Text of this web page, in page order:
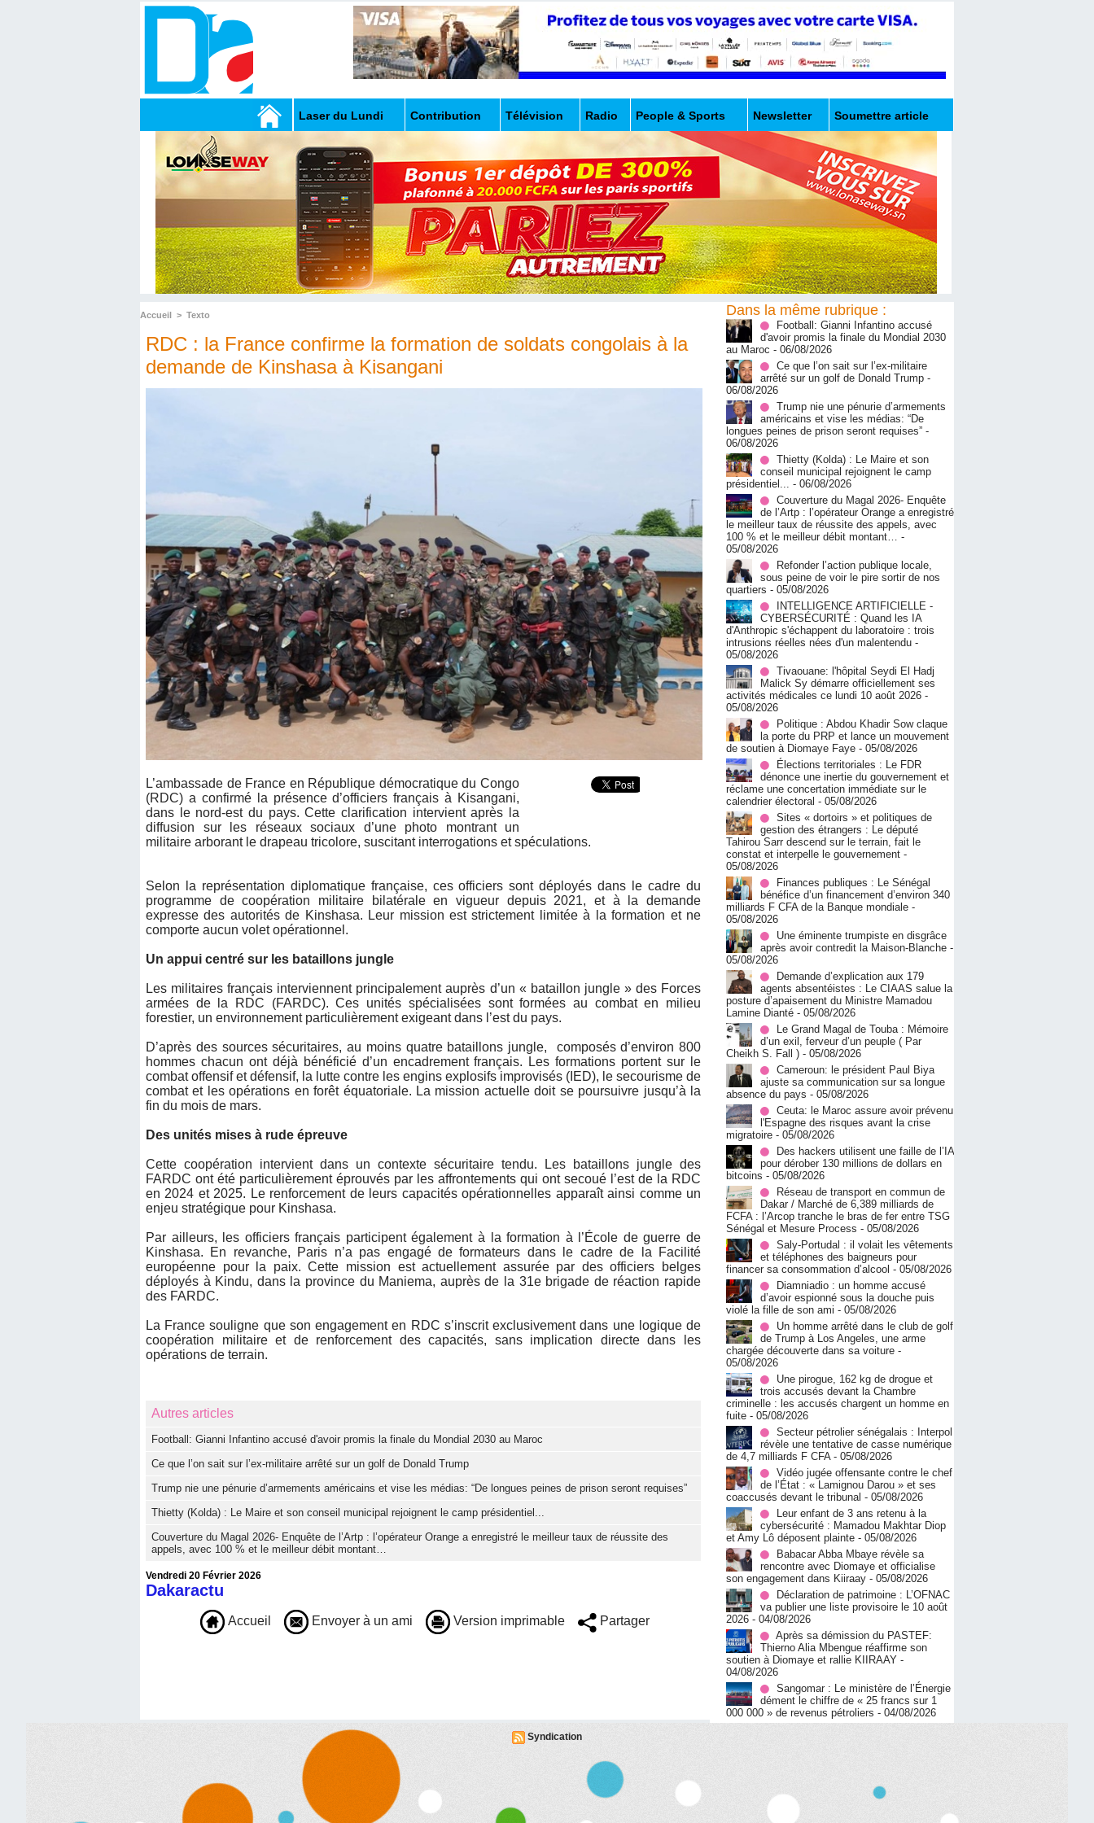
Laser du Lundi Contribution Télévision Radio People & Sports Newsletter Soumettre article
Accueil > Texto
RDC : la France confirme la formation de soldats congolais à la
demande de Kinshasa à Kisangani
L’ambassade de France en République démocratique du Congo
(RDC) a confirmé la présence d’officiers français à Kisangani,
dans le nord-est du pays. Cette clarification intervient après la
diffusion sur les réseaux sociaux d’une photo montrant un
militaire arborant le drapeau tricolore, suscitant interrogations et spéculations.
Selon la représentation diplomatique française, ces officiers sont déployés dans le cadre du
programme de coopération militaire bilatérale en vigueur depuis 2021, et à la demande
expresse des autorités de Kinshasa. Leur mission est strictement limitée à la formation et ne
comporte aucun volet opérationnel.
Un appui centré sur les bataillons jungle
Les militaires français interviennent principalement auprès d’un « bataillon jungle » des Forces
armées de la RDC (FARDC). Ces unités spécialisées sont formées au combat en milieu
forestier, un environnement particulièrement exigeant dans l’est du pays.
D’après des sources sécuritaires, au moins quatre bataillons jungle, composés d’environ 800
hommes chacun ont déjà bénéficié d’un encadrement français. Les formations portent sur le
combat offensif et défensif, la lutte contre les engins explosifs improvisés (IED), le secourisme de
combat et les opérations en forêt équatoriale. La mission actuelle doit se poursuivre jusqu’à la
fin du mois de mars.
Des unités mises à rude épreuve
Cette coopération intervient dans un contexte sécuritaire tendu. Les bataillons jungle des
FARDC ont été particulièrement éprouvés par les affrontements qui ont secoué l’est de la RDC
en 2024 et 2025. Le renforcement de leurs capacités opérationnelles apparaît ainsi comme un
enjeu stratégique pour Kinshasa.
Par ailleurs, les officiers français participent également à la formation à l’École de guerre de
Kinshasa. En revanche, Paris n’a pas engagé de formateurs dans le cadre de la Facilité
européenne pour la paix. Cette mission est actuellement assurée par des officiers belges
déployés à Kindu, dans la province du Maniema, auprès de la 31e brigade de réaction rapide
des FARDC.
La France souligne que son engagement en RDC s’inscrit exclusivement dans une logique de
coopération militaire et de renforcement des capacités, sans implication directe dans les
opérations de terrain.
Autres articles
Football: Gianni Infantino accusé d'avoir promis la finale du Mondial 2030 au Maroc
Ce que l’on sait sur l’ex-militaire arrêté sur un golf de Donald Trump
Trump nie une pénurie d’armements américains et vise les médias: “De longues peines de prison seront requises”
‎Thietty (Kolda) : Le Maire et son conseil municipal rejoignent le camp présidentiel...
Couverture du Magal 2026- Enquête de l’Artp : l’opérateur Orange a enregistré le meilleur taux de réussite des
appels, avec 100 % et le meilleur débit montant…
Vendredi 20 Février 2026
Dakaractu
Accueil Envoyer à un ami Version imprimable Partager
Dans la même rubrique :
Football: Gianni Infantino accusé
d'avoir promis la finale du Mondial 2030
au Maroc - 06/08/2026
Ce que l’on sait sur l’ex-militaire
arrêté sur un golf de Donald Trump -
06/08/2026
Trump nie une pénurie d’armements
américains et vise les médias: “De
longues peines de prison seront requises” -
06/08/2026
‎Thietty (Kolda) : Le Maire et son
conseil municipal rejoignent le camp
présidentiel... - 06/08/2026
Couverture du Magal 2026- Enquête
de l’Artp : l’opérateur Orange a enregistré
le meilleur taux de réussite des appels, avec
100 % et le meilleur débit montant… -
05/08/2026
Refonder l’action publique locale,
sous peine de voir le pire sortir de nos
quartiers - 05/08/2026
INTELLIGENCE ARTIFICIELLE -
CYBERSÉCURITÉ : Quand les IA
d'Anthropic s'échappent du laboratoire : trois
intrusions réelles nées d'un malentendu -
05/08/2026
Tivaouane: l'hôpital Seydi El Hadj
Malick Sy démarre officiellement ses
activités médicales ce lundi 10 août 2026 -
05/08/2026
Politique : Abdou Khadir Sow claque
la porte du PRP et lance un mouvement
de soutien à Diomaye Faye - 05/08/2026
Élections territoriales : Le FDR
dénonce une inertie du gouvernement et
réclame une concertation immédiate sur le
calendrier électoral - 05/08/2026
Sites « dortoirs » et politiques de
gestion des étrangers : Le député
Tahirou Sarr descend sur le terrain, fait le
constat et interpelle le gouvernement -
05/08/2026
Finances publiques : Le Sénégal
bénéfice d’un financement d’environ 340
milliards F CFA de la Banque mondiale -
05/08/2026
Une éminente trumpiste en disgrâce
après avoir contredit la Maison-Blanche -
05/08/2026
Demande d’explication aux 179
agents absentéistes : Le CIAAS salue la
posture d’apaisement du Ministre Mamadou
Lamine Dianté - 05/08/2026
Le Grand Magal de Touba : Mémoire
d’un exil, ferveur d’un peuple ( Par
Cheikh S. Fall ) - 05/08/2026
Cameroun: le président Paul Biya
ajuste sa communication sur sa longue
absence du pays - 05/08/2026
Ceuta: le Maroc assure avoir prévenu
l'Espagne des risques avant la crise
migratoire - 05/08/2026
Des hackers utilisent une faille de l’IA
pour dérober 130 millions de dollars en
bitcoins - 05/08/2026
Réseau de transport en commun de
Dakar / Marché de 6,389 milliards de
FCFA : l’Arcop tranche le bras de fer entre TSG
Sénégal et Mesure Process - 05/08/2026
Saly-Portudal : il volait les vêtements
et téléphones des baigneurs pour
financer sa consommation d’alcool - 05/08/2026
Diamniadio : un homme accusé
d’avoir espionné sous la douche puis
violé la fille de son ami - 05/08/2026
Un homme arrêté dans le club de golf
de Trump à Los Angeles, une arme
chargée découverte dans sa voiture -
05/08/2026
Une pirogue, 162 kg de drogue et
trois accusés devant la Chambre
criminelle : les accusés chargent un homme en
fuite - 05/08/2026
Secteur pétrolier sénégalais : Interpol
révèle une tentative de casse numérique
de 4,7 milliards F CFA - 05/08/2026
Vidéo jugée offensante contre le chef
de l’État : « Lamignou Darou » et ses
coaccusés devant le tribunal - 05/08/2026
Leur enfant de 3 ans retenu à la
cybersécurité : Mamadou Makhtar Diop
et Amy Lô déposent plainte - 05/08/2026
Babacar Abba Mbaye révèle sa
rencontre avec Diomaye et officialise
son engagement dans Kiiraay - 05/08/2026
Déclaration de patrimoine : L’OFNAC
va publier une liste provisoire le 10 août
2026 - 04/08/2026
Après sa démission du PASTEF:
Thierno Alia Mbengue réaffirme son
soutien à Diomaye et rallie KIIRAAY -
04/08/2026
Sangomar : Le ministère de l’Énergie
dément le chiffre de « 25 francs sur 1
000 000 » de revenus pétroliers - 04/08/2026
Syndication